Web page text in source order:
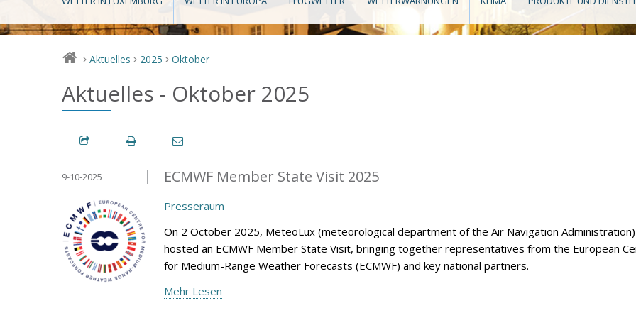
> Aktuelles > 2025 > Oktober
Aktuelles - Oktober 2025
ECMWF Member State Visit 2025
9-10-2025
Presseraum
On 2 October 2025, MeteoLux (meteorological department of the Air Navigation Administration)
hosted an ECMWF Member State Visit, bringing together representatives from the European
for Medium-Range Weather Forecasts (ECMWF) and key national partners.
Mehr Lesen